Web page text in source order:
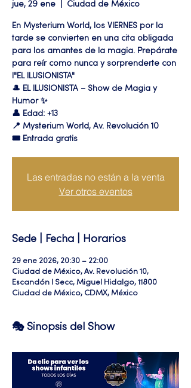
jue, 29 ene Ciudad de México
En Mysterium World, los VIERNES por la
tarde se convierten en una cita obligada
para los amantes de la magia. Prepárate
para reír como nunca y sorprenderte con
l"EL ILUSIONISTA"
🎩 EL ILUSIONISTA – Show de Magia y
Humor ✨
👤 Edad: +13
📍 Mysterium World, Av. Revolución 10
🎟️ Entrada gratis
Las entradas no están a la venta
Ver otros eventos
Sede | Fecha | Horarios
29 ene 2026, 20:30 – 22:00
Ciudad de México, Av. Revolución 10,
Escandón I Secc, Miguel Hidalgo, 11800
Ciudad de México, CDMX, México
🎭 Sinopsis del Show